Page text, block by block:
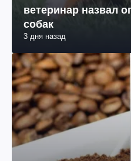
Может нанести
ветеринар назвал
собак